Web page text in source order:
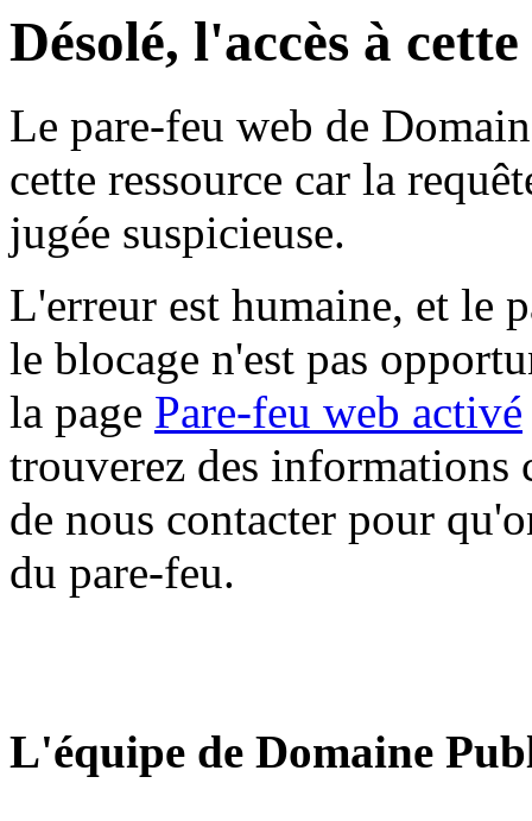
Désolé, l'accès à
Le pare-feu web de
cette ressource car la
jugée suspicieuse.
L'erreur est humaine, et le
le blocage n'est pas
la page Pare-feu web activé
trouverez des informations
de nous contacter pour
du pare-feu.
L'équipe de Domaine